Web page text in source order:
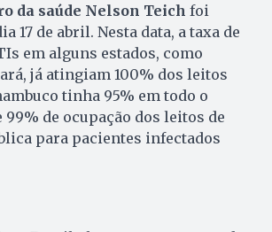
da saúde Nelson Teich foi
17 de abril. Nesta data, a taxa de
em alguns estados, como
já atingiam 100% dos leitos
tinha 95% em todo o
99% de ocupação dos leitos de
para pacientes infectados